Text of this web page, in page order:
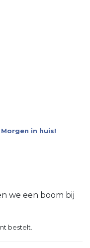
Morgen in huis!
we een boom bij
bestelt.